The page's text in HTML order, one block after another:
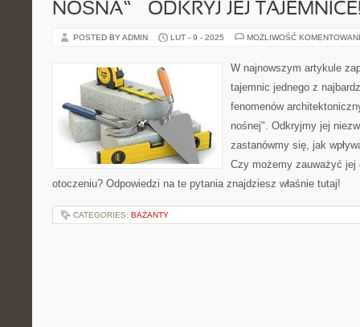
NOŚNA” – ODKRYJ JEJ
POSTED BY ADMIN LUT - 9 - 2025 MOŻLIWOŚĆ
W najnowszym artykule
tajemnic jednego z
fenomenów
nośnej". Odkryjmy jej
zastanówmy się, jak
Czy możemy zauważyć jej
otoczeniu? Odpowiedzi na te pytania znajdziesz właśnie tutaj!
CATEGORIES: BAŻANTY